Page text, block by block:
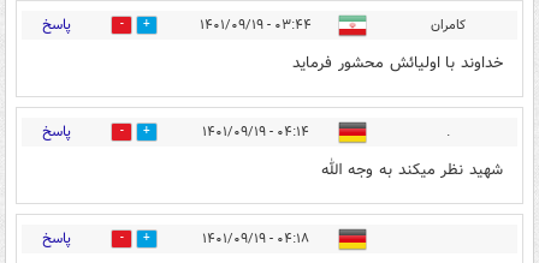
کامران ۰۳:۴۴ - ۱۴۰۱/۰۹/۱۹ 0 پاسخ
خداوند با اولیائش محشور فرماید
. ۰۴:۱۴ - ۱۴۰۱/۰۹/۱۹ 0 پاسخ
شهید نظر میکند به وجه الله
۰۴:۱۸ - ۱۴۰۱/۰۹/۱۹ 0 پاسخ